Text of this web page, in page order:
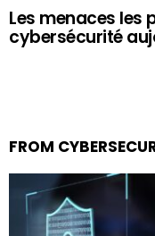
Les menaces les
cybersécurité
FROM